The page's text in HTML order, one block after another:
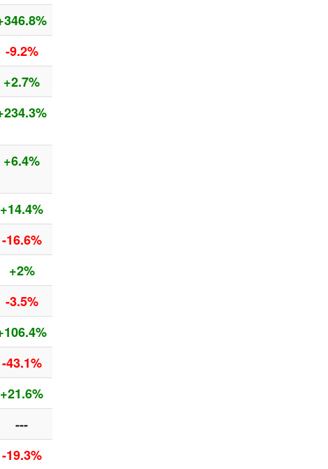
-9.2%
+2.7%
+6.4%
+14.4%
-16.6%
+2%
-3.5%
-43.1%
+21.6%
---
-19.3%